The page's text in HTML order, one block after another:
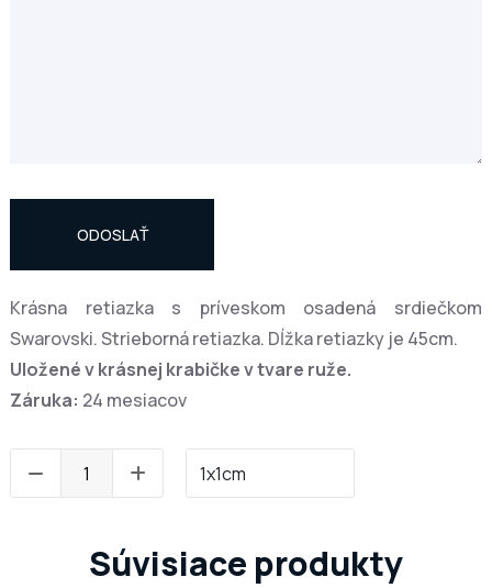
ODOSLAŤ
Krásna retiazka s príveskom osadená srdiečkom
Swarovski. Strieborná retiazka. Dĺžka retiazky je 45cm.
Uložené v krásnej krabičke v tvare ruže.
Záruka: 24 mesiacov
Súvisiace produkty